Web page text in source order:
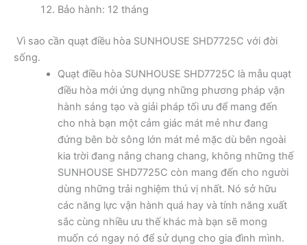
Bảo hành: 12 tháng
Vì sao cần quạt điều hòa SUNHOUSE SHD7725C với đời
sống.
Quạt điều hòa SUNHOUSE SHD7725C là mẫu quạt
điều hòa mới ứng dụng những phương pháp vận
hành sáng tạo và giải pháp tối ưu để mang đến
cho nhà bạn một cảm giác mát mẻ như đang
đứng bên bờ sông lớn mát mẻ mặc dù bên ngoài
kia trời đang nắng chang chang, không những thế
SUNHOUSE SHD7725C còn mang đến cho người
dùng những trải nghiệm thú vị nhất. Nó sở hữu
các năng lực vận hành quá hay và tính năng xuất
sắc cùng nhiều ưu thế khác mà bạn sẽ mong
muốn có ngay nó để sử dụng cho gia đình mình.